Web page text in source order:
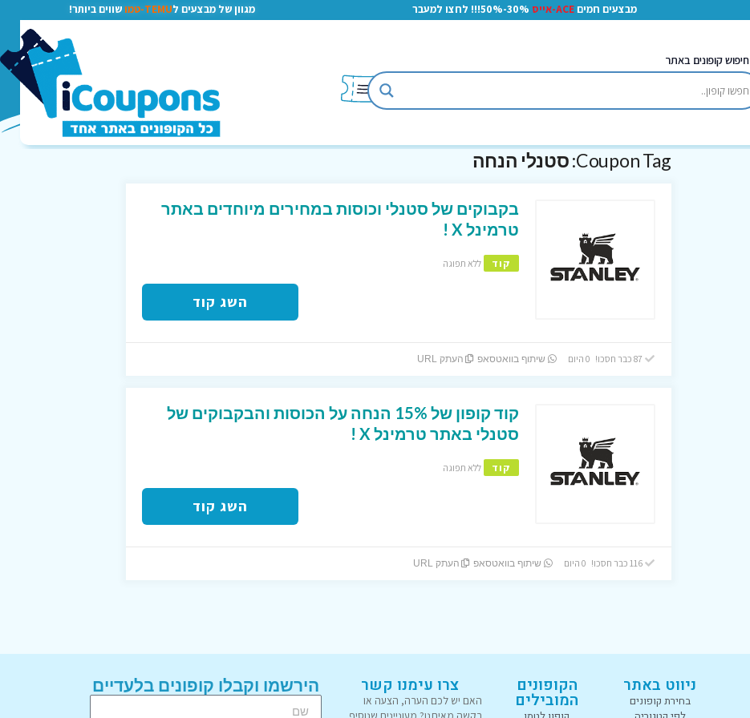
מבצעים חמיםACE-אייס 30%-50%!!! לחצו למעבר מגוון של מבצעים לTEMU-טמו שווים ביותר!
חיפוש קופונים באתר
Coupon Tag: סטנלי הנחה
בקבוקים של סטנלי וכוסות במחירים מיוחדים באתר
טרמינל X !
קוד ללא תפוגה
השג קוד
שיתוף בוואטסאפ העתק URL
קוד קופון של 15% הנחה על הכוסות והבקבוקים של
סטנלי באתר טרמינל X !
קוד ללא תפוגה
השג קוד
116 כבר חסכו! 0 היום שיתוף בוואטסאפ העתק URL
ניווט באתר
בחירת קופונים
הקופונים
המובילים
צרו עימנו קשר
האם יש לכם הערה, הצעה או
הירשמו וקבלו קופונים בלעדיים